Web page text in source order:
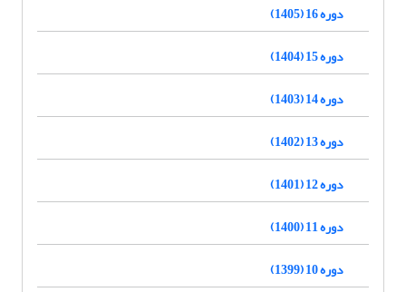
دوره 16 (1405)
دوره 15 (1404)
دوره 14 (1403)
دوره 13 (1402)
دوره 12 (1401)
دوره 11 (1400)
دوره 10 (1399)